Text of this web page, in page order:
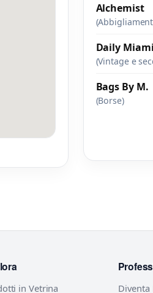
Alchemist
Daily Miami
(Vintage e
Bags By M.
(Borse)
in Vetrina
Diventa